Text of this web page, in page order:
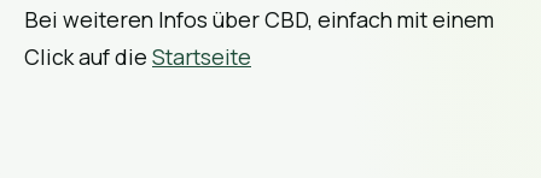
Bei weiteren Infos über CBD, einfach mit einem
Click auf die Startseite